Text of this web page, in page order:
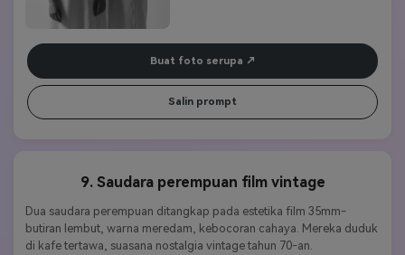
Buat foto serupa
Salin prompt
9. Saudara perempuan film vintage
Dua saudara perempuan ditangkap pada estetika film 35mm-
butiran lembut, warna meredam, kebocoran cahaya. Mereka duduk
di kafe tertawa, suasana nostalgia vintage tahun 70-an.